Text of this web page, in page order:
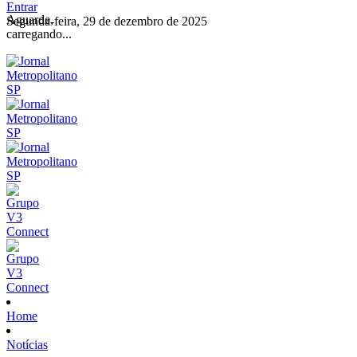
Aguarde,
carregando...
Entrar
Segunda-feira, 29 de dezembro de 2025
Home
Notícias